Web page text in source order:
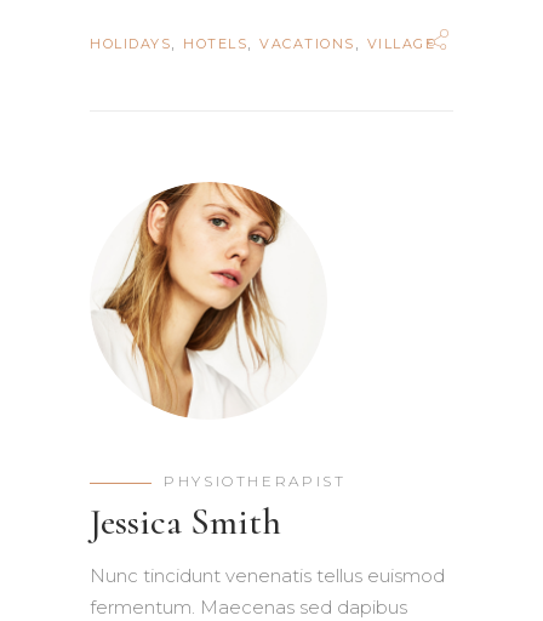
HOLIDAYS, HOTELS, VACATIONS , VILLAGE
PHYSIOTHERAPIST
Jessica Smith
Nunc tincidunt venenatis tellus euismod
fermentum. Maecenas sed dapibus